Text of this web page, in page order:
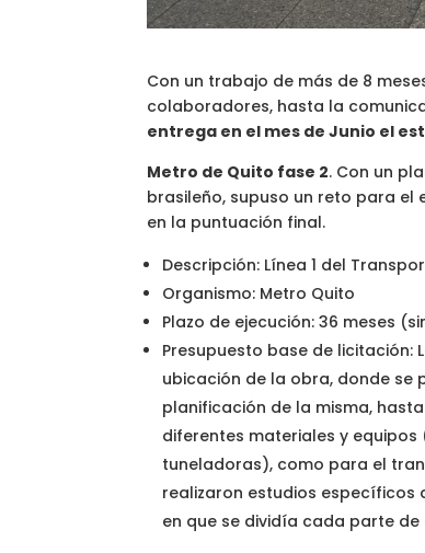
Con un trabajo de más de 8
colaboradores, hasta la
entrega en el mes de Junio el
Metro de Quito fase 2. Con un
brasileño, supuso un reto para el
en la puntuación final.
Descripción: Línea 1 del
Organismo: Metro Quito
Plazo de ejecución: 36 meses
Presupuesto base de licitación:
ubicación de la obra, donde se
planificación de la misma,
diferentes materiales y
tuneladoras), como para el
realizaron estudios específicos
en que se dividía cada parte de